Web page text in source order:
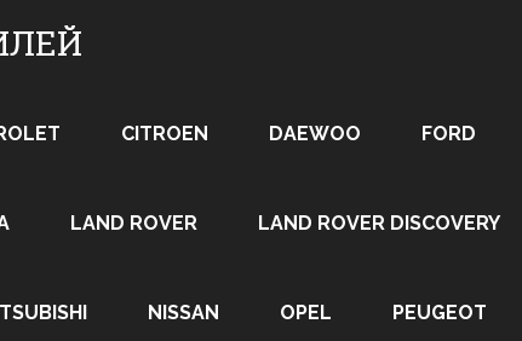
CITROEN DAEWOO FORD
LAND ROVER LAND ROVER DISCOVERY
NISSAN OPEL PEUGEOT